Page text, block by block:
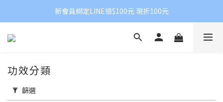
新會員綁定LINE領$100元 現折100元
功效分類
篩選